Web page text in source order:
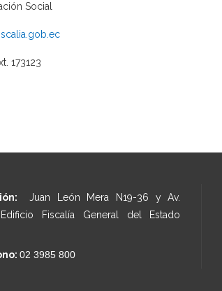
Social
173123
Juan León Mera N19-36 y Av.
Edificio Fiscalía General del Estado
02 3985 800